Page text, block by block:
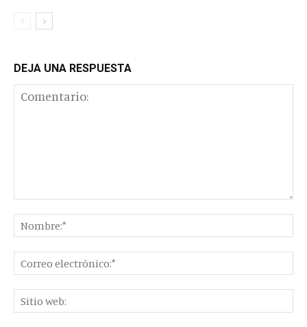
DEJA UNA RESPUESTA